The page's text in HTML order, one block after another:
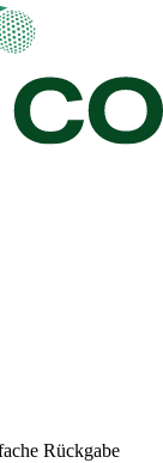
Rückgabe